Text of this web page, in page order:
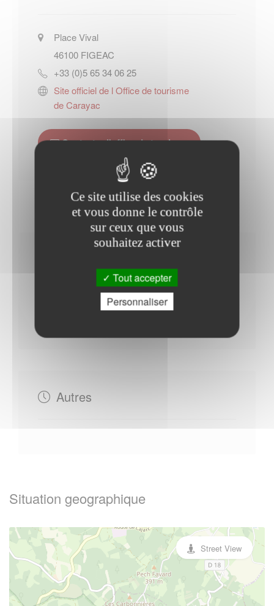
Place Vival
46100 FIGEAC
+33 (0)5 65 34 06 25
Site officiel de l Office de tourisme
de Carayac
Contacter l'office de tourisme
Autres
Situation geographique
Street View
Ce site utilise des cookies
et vous donne le contrôle
sur ceux que vous
souhaitez activer
Tout accepter
Personnaliser